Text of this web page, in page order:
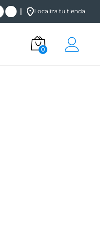
Localiza tu tienda
0